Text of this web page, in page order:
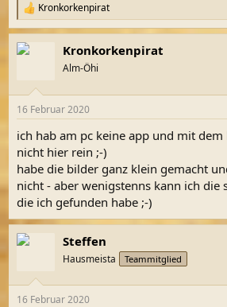
R
e
a
k
e
:
Kronkorkenpirat
Kronkorkenpirat
Alm-Öhi
16 Februar 2020
ich hab am pc keine app und mit dem
nicht hier rein ;-)
habe die bilder ganz klein gemacht
nicht - aber wenigstenns kann ich die
die ich gefunden habe ;-)
Steffen
Hausmeista Teammitglied
16 Februar 2020